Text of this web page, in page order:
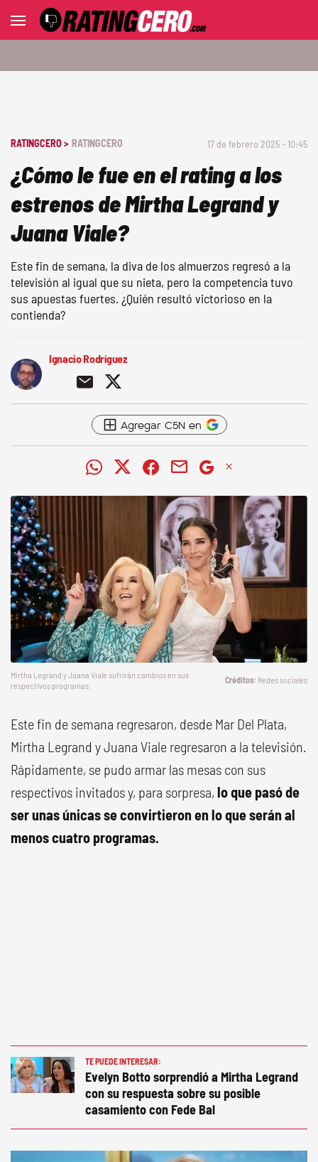
RATINGCERO > RATINGCERO 17 de febrero 2025 - 10:45
¿Cómo le fue en el rating a los
estrenos de Mirtha Legrand y
Juana Viale?
Este fin de semana, la diva de los almuerzos regresó a la
televisión al igual que su nieta, pero la competencia tuvo
sus apuestas fuertes. ¿Quién resultó victorioso en la
contienda?
Ignacio Rodríguez
Agregar C5N en
Mirtha Legrand y Juana Viale sufrirán cambios en sus
respectivos programas.
Redes sociales
Este fin de semana regresaron, desde Mar Del Plata,
Mirtha Legrand y Juana Viale regresaron a la televisión.
Rápidamente, se pudo armar las mesas con sus
respectivos invitados y, para sorpresa, lo que pasó de
ser unas únicas se convirtieron en lo que serán al
menos cuatro programas.
TE PUEDE INTERESAR:
Evelyn Botto sorprendió a Mirtha Legrand
con su respuesta sobre su posible
casamiento con Fede Bal